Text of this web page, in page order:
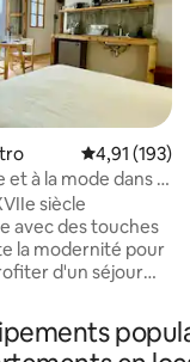
Évaluation
4,91 (193)
et à la mode dans le
siècle
avec des touches
la modernité pour
d'un séjour
Mexico à
maisons de la